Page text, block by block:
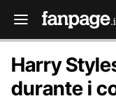
Harry
durante i